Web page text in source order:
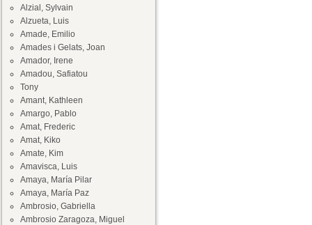
Alzial, Sylvain
Alzueta, Luis
Amade, Emilio
Amades i Gelats, Joan
Amador, Irene
Amadou, Safiatou
Tony
Amant, Kathleen
Amargo, Pablo
Amat, Frederic
Amat, Kiko
Amate, Kim
Amavisca, Luis
Amaya, María Pilar
Amaya, María Paz
Ambrosio, Gabriella
Ambrosio Zaragoza, Miguel